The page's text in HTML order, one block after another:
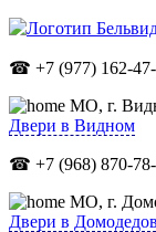
☎ +7 (977) 162-
МО, г.
Двери в Видном
☎ +7 (968) 870-
МО, г.
Двери в